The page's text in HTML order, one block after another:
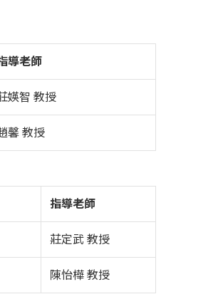
導老師
媖智 教授
馨 教授
指導老師
莊定武 教授
陳怡樺 教授